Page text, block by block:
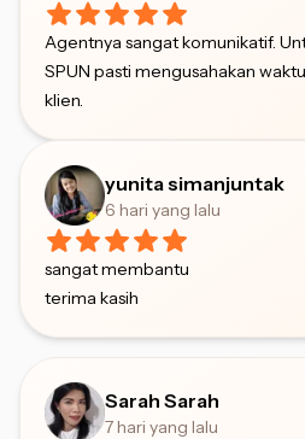
Agentnya sangat komunikatif.
SPUN pasti mengusahakan
klien.
yunita simanjuntak
6 hari yang lalu
sangat membantu
terima kasih
Sarah Sarah
7 hari yang lalu